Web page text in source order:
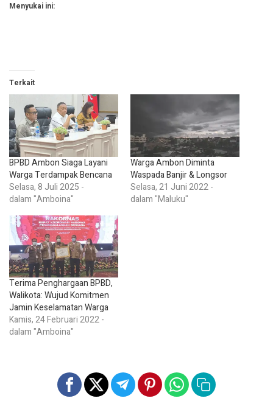
Menyukai ini:
Terkait
BPBD Ambon Siaga Layani
Warga Terdampak Bencana
Selasa, 8 Juli 2025 -
dalam "Amboina"
Warga Ambon Diminta
Waspada Banjir & Longsor
Selasa, 21 Juni 2022 -
dalam "Maluku"
Terima Penghargaan BPBD,
Walikota: Wujud Komitmen
Jamin Keselamatan Warga
Kamis, 24 Februari 2022 -
dalam "Amboina"